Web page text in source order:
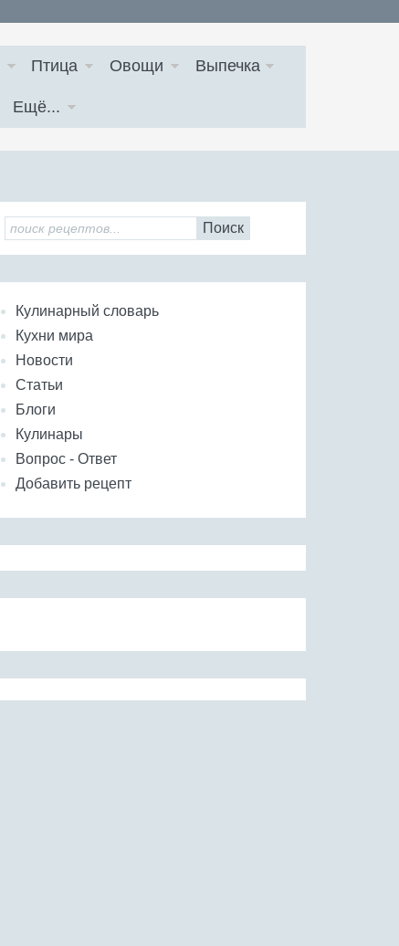
Птица Овощи Выпечка
Ещё...
Поиск
Кулинарный словарь
Кухни мира
Новости
Статьи
Блоги
Кулинары
Вопрос - Ответ
Добавить рецепт